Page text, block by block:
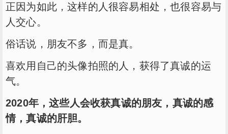
正因为如此，这样的人很容易相处，也很容易与
人交心。
俗话说，朋友不多，而是真。
喜欢用自己的头像拍照的人，获得了真诚的运
气。
2020年，这些人会收获真诚的朋友，真诚的感
情，真诚的肝胆。